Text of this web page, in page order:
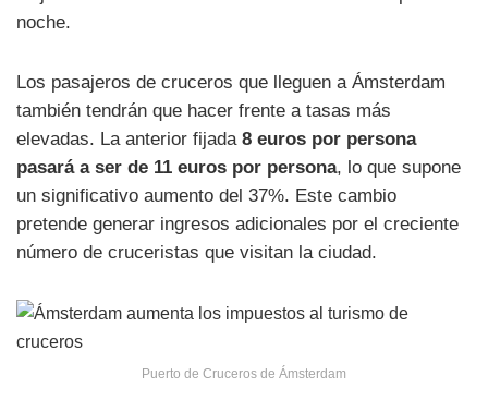
noche.
Los pasajeros de cruceros que lleguen a Ámsterdam
también tendrán que hacer frente a tasas más
elevadas. La anterior fijada 8 euros por persona
pasará a ser de 11 euros por persona, lo que supone
un significativo aumento del 37%. Este cambio
pretende generar ingresos adicionales por el creciente
número de cruceristas que visitan la ciudad.
Puerto de Cruceros de Ámsterdam